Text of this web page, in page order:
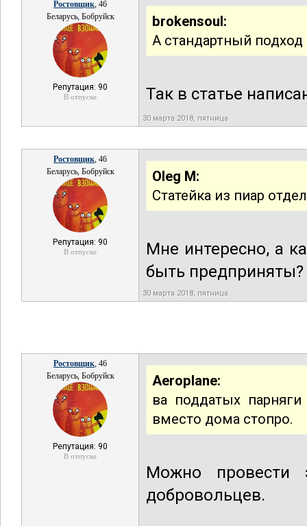
Ростовщик, 46
Беларусь, Бобруйск
Репутация: 90
В отпуске
brokensoul:
А стандартный подход
Так в статье
30 марта 2018, пятница
Ростовщик, 46
Беларусь, Бобруйск
Репутация: 90
В отпуске
Oleg M:
Статейка из пиар
Мне интересно, а
быть предприняты?
30 марта 2018, пятница
Ростовщик, 46
Беларусь, Бобруйск
Репутация: 90
В отпуске
Aeroplane:
ва поддатых
вместо дома стопро.
Можно провести
добровольцев.